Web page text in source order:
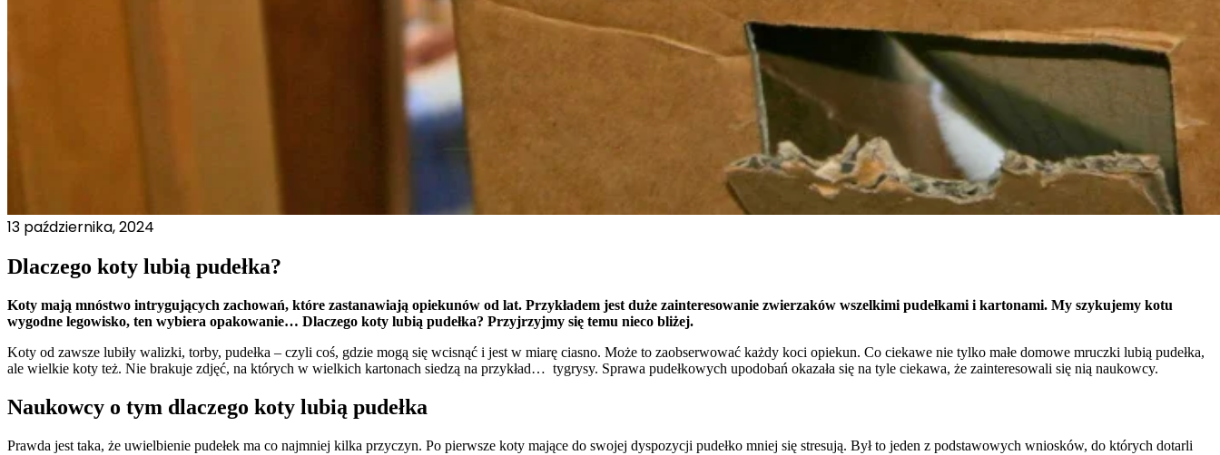
13 października, 2024
Dlaczego koty lubią pudełka?
Koty mają mnóstwo intrygujących zachowań, które zastanawiają opiekunów od lat. Przykładem jest duże zainteresowanie zwierzaków wszelkimi pudełkami i kartonami. My szykujemy kotu
wygodne legowisko, ten wybiera opakowanie… Dlaczego koty lubią pudełka? Przyjrzyjmy się temu nieco bliżej.
Koty od zawsze lubiły walizki, torby, pudełka – czyli coś, gdzie mogą się wcisnąć i jest w miarę ciasno. Może to zaobserwować każdy koci opiekun. Co ciekawe nie tylko małe domowe mruczki lubią pudełka,
ale wielkie koty też. Nie brakuje zdjęć, na których w wielkich kartonach siedzą na przykład… tygrysy. Sprawa pudełkowych upodobań okazała się na tyle ciekawa, że zainteresowali się nią naukowcy.
Naukowcy o tym dlaczego koty lubią pudełka
Prawda jest taka, że uwielbienie pudełek ma co najmniej kilka przyczyn. Po pierwsze koty mające do swojej dyspozycji pudełko mniej się stresują. Był to jeden z podstawowych wniosków, do których dotarli
Marketingowe pliki cookie stosowane są w celu śledzenia użytkowników na stronach internetowych. Celem jest wyświetlanie reklam, które są
istotne i interesujące dla poszczególnych użytkowników i tym samym bardziej cenne dla wydawców i reklamodawców strony trzeciej.
Nieklasyfikowane pliki cookie, to pliki, które są w procesie klasyfikowania, wraz z dostawcami poszczególnych ciasteczek.
Akceptuj wszystko